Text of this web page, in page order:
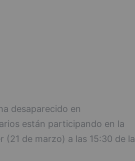
desaparecido en
están participando en la
(21 de marzo) a las 15:30 de la